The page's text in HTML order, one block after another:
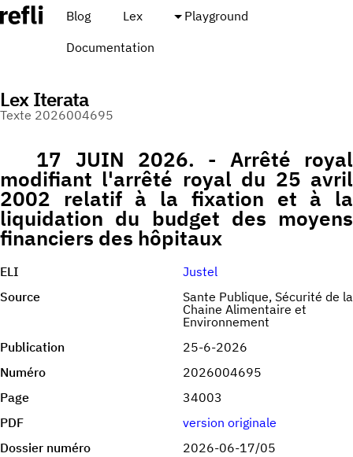
Blog Lex
Playground
Documentation
Lex Iterata
Texte 2026004695
17 JUIN 2026. - Arrêté royal
modifiant l'arrêté royal du 25 avril
2002 relatif à la fixation et à la
liquidation du budget des moyens
financiers des hôpitaux
ELI
Justel
Source
Sante Publique, Sécurité de la
Chaine Alimentaire et
Environnement
Publication
25-6-2026
Numéro
2026004695
Page
34003
PDF
version originale
Dossier numéro
2026-06-17/05